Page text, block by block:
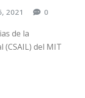
2021 0
de la
del MIT